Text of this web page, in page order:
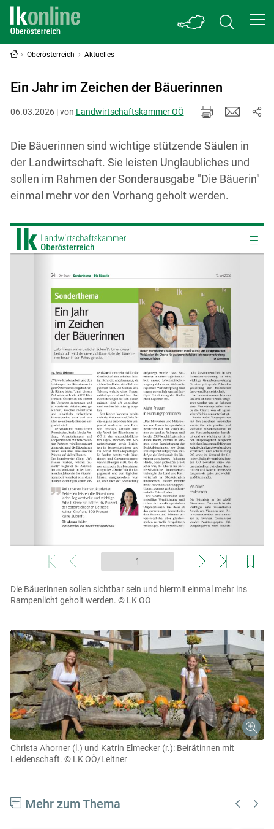
Skip to main content
Oberösterreich Aktuelles
Ein Jahr im Zeichen der Bäuerinnen
06.03.2026 | von Landwirtschaftskammer OÖ
Die Bäuerinnen sind wichtige stützende Säulen in
der Landwirtschaft. Sie leisten Unglaubliches und
sollen im Rahmen der Sonderausgabe "Die Bäuerin"
einmal mehr vor den Vorhang geholt werden.
Die Bäuerinnen sollen sichtbar sein und hiermit einmal mehr ins
Rampenlicht geholt werden. © LK OÖ
Christa Ahorner (l.) und Katrin Elmecker (r.): Beirätinnen mit
Leidenschaft. © LK OÖ/Leitner
Mehr zum Thema